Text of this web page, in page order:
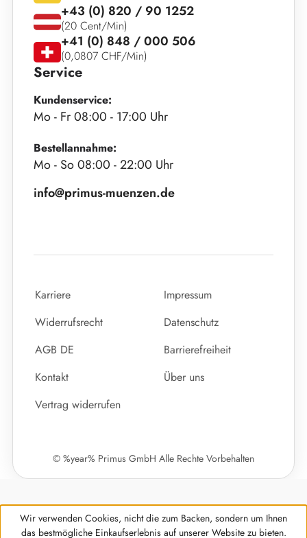
Service
Kundenservice:
Mo - Fr 08:00 - 17:00 Uhr
Bestellannahme:
Mo - So 08:00 - 22:00 Uhr
info@primus-muenzen.de
+43 (0) 820 / 90 1252
(20 Cent/Min)
+41 (0) 848 / 000 506
(0,0807 CHF/Min)
Karriere
Impressum
Widerrufsrecht
Datenschutz
AGB DE
Barrierefreiheit
Kontakt
Über uns
Vertrag widerrufen
© %year% Primus GmbH Alle Rechte Vorbehalten
Wir verwenden Cookies, nicht die zum Backen, sondern um Ihnen
das bestmögliche Einkaufserlebnis auf unserer Website zu bieten.